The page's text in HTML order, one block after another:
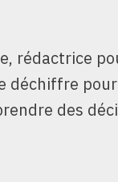
rédactrice
déchiffre
des